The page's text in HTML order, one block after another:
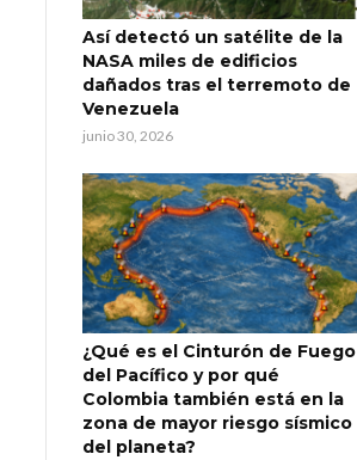
Así detectó un satélite de la
NASA miles de edificios
dañados tras el terremoto de
Venezuela
junio 30, 2026
¿Qué es el Cinturón de Fuego
del Pacífico y por qué
Colombia también está en la
zona de mayor riesgo sísmico
del planeta?